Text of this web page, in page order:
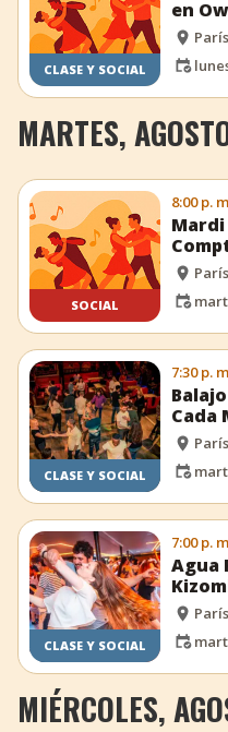
CLASE Y SOCIAL
en
París
MARTES,
SOCIAL
8:00 p.
Mardi
París
CLASE Y SOCIAL
7:30 p.
Cada
París
CLASE Y SOCIAL
7:00 p.
Agua
París
MIÉRCOLES,